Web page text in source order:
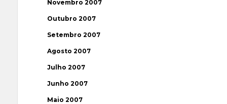
Novembro 2007
Outubro 2007
Setembro 2007
Agosto 2007
Julho 2007
Junho 2007
Maio 2007